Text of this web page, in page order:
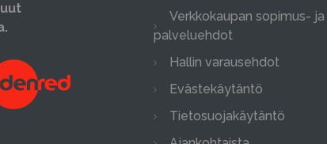
Verkkokaupan sopimus- ja
palveluehdot
Hallin varausehdot
Evästekäytäntö
Tietosuojakäytäntö